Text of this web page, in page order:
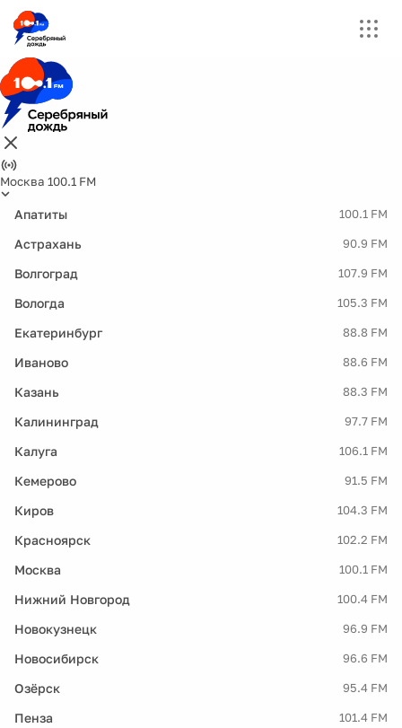
Москва 100.1 FM
Апатиты 100.1 FM
Астрахань 90.9 FM
Волгоград 107.9 FM
Вологда 105.3 FM
Екатеринбург 88.8 FM
Иваново 88.6 FM
Казань 88.3 FM
Калининград 97.7 FM
Калуга 106.1 FM
Кемерово 91.5 FM
Киров 104.3 FM
Красноярск 102.2 FM
Москва 100.1 FM
Нижний Новгород 100.4 FM
Новокузнецк 96.9 FM
Новосибирск 96.6 FM
Озёрск 95.4 FM
Пенза 101.4 FM